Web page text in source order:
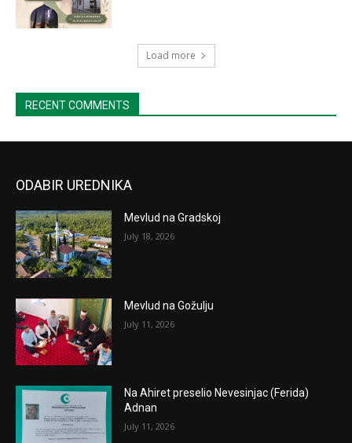
Load more
RECENT COMMENTS
ODABIR UREDNIKA
Mevlud na Gradskoj
July 18, 2026
Mevlud na Gožulju
July 11, 2026
Na Ahiret preselio Nevesinjac (Ferida)
Adnan
July 11, 2026